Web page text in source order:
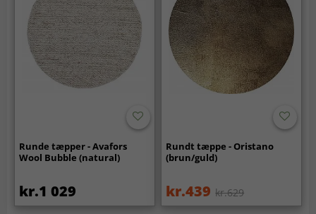
Runde tæpper - Avafors
Wool Bubble (natural)
kr.1 029
Rundt tæppe - Oristano
(brun/guld)
kr.439 kr.629